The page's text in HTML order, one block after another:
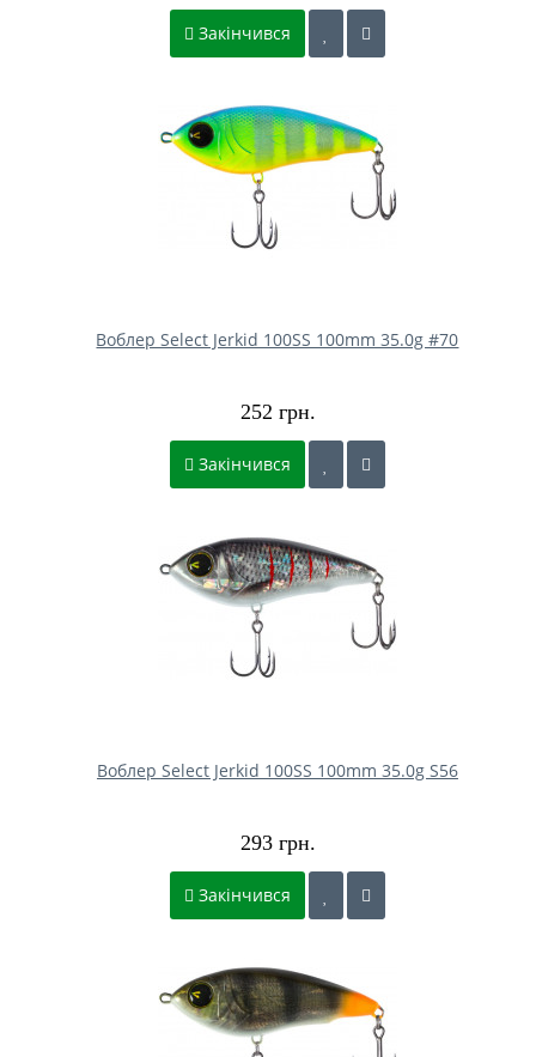
Закінчився
Воблер Select Jerkid 100SS 100mm 35.0g #70
252 грн.
Закінчився
Воблер Select Jerkid 100SS 100mm 35.0g S56
293 грн.
Закінчився